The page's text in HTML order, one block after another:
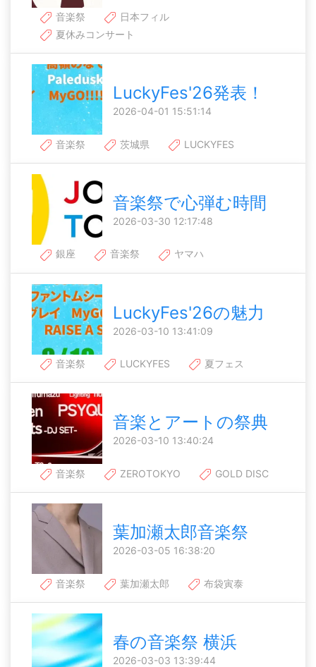
音楽祭
日本フィル
夏休みコンサート
LuckyFes'26発表！
2026-04-01 15:51:14
音楽祭 茨城県 LUCKYFES
音楽祭で心弾む時間
2026-03-30 12:17:48
銀座 音楽祭 ヤマハ
LuckyFes'26の魅力
2026-03-10 13:41:09
音楽祭 LUCKYFES 夏フェス
音楽とアートの祭典
2026-03-10 13:40:24
音楽祭 ZEROTOKYO GOLD DISC
葉加瀬太郎音楽祭
2026-03-05 16:38:20
音楽祭 葉加瀬太郎 布袋寅泰
春の音楽祭 横浜
2026-03-03 13:39:44